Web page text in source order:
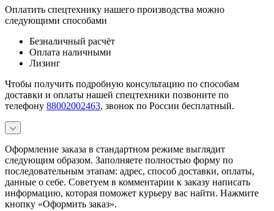
Оплатить спецтехнику нашего производства можно
следующими способами
Безналичный расчёт
Оплата наличными
Лизинг
Чтобы получить подробную консультацию по способам
доставки и оплаты нашей спецтехники позвоните по
телефону 88002002463, звонок по России бесплатный.
Оформление заказа в стандартном режиме выглядит
следующим образом. Заполняете полностью форму по
последовательным этапам: адрес, способ доставки, оплаты,
данные о себе. Советуем в комментарии к заказу написать
информацию, которая поможет курьеру вас найти. Нажмите
кнопку «Оформить заказ».